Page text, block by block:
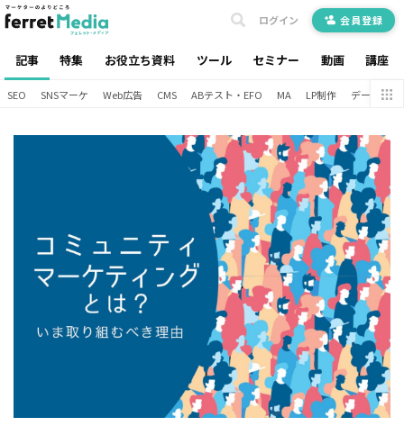
記事 特集 お役立ち資料 ツール セミナー 動画 講座
ログイン 会員登録
SEO SNSマーケ Web広告 CMS ABテスト・EFO MA LP制作 データ分析